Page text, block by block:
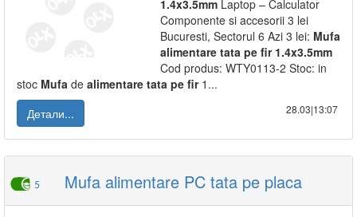
1.4x3.5mm Laptop – Calculator
Componente si accesorii 3 lei
Bucuresti, Sectorul 6 Azi 3 lei: Mufa
alimentare tata pe fir 1.4x3.5mm
Cod produs: WTY0113-2 Stoc: in
stoc Mufa de alimentare tata pe fir1...
Детали...
28.03|13:07
5 Mufa alimentare PC tata pe placa